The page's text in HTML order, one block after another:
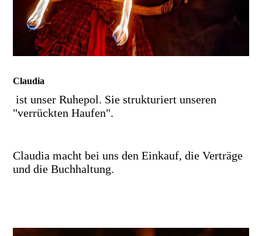
Claudia
ist unser Ruhepol. Sie strukturiert unseren
"verrückten Haufen".
Claudia macht bei uns den Einkauf, die Verträge
und die Buchhaltung.